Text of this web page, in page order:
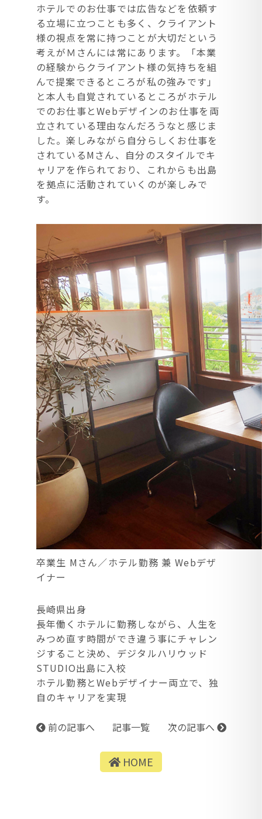
ホテルでのお仕事では広告などを依頼す
る立場に立つことも多く、クライアント
様の視点を常に持つことが大切だという
考えがＭさんには常にあります。「本業
の経験からクライアント様の気持ちを組
んで提案できるところが私の強みです」
と本人も自覚されているところがホテル
でのお仕事とWebデザインのお仕事を両
立されている理由なんだろうなと感じま
した。楽しみながら自分らしくお仕事を
されているMさん、自分のスタイルでキ
ャリアを作られており、これからも出島
を拠点に活動されていくのが楽しみで
す。
卒業生 Mさん／ホテル勤務 兼 Webデザ
イナー
長崎県出身
長年働くホテルに勤務しながら、人生を
みつめ直す時間ができ違う事にチャレン
ジすること決め、デジタルハリウッド
STUDIO出島に入校
ホテル勤務とWebデザイナー両立で、独
自のキャリアを実現
前の記事へ 記事一覧 次の記事へ
HOME